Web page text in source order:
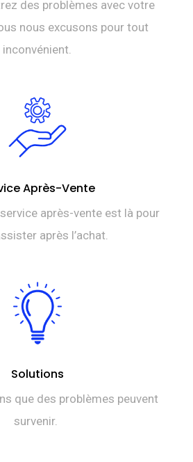
des problèmes avec votre
nous excusons pour tout
inconvénient.
Après-Vente
après-vente est là pour
après l’achat.
Solutions
que des problèmes peuvent
survenir.